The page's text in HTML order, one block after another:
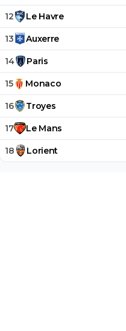
12 Le Havre
13 Auxerre
14 Paris
15 Monaco
16 Troyes
17 Le Mans
18 Lorient